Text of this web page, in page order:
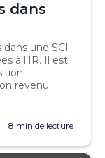
dans
une SCI
à l’IR. Il est
revenu
8 min de lecture